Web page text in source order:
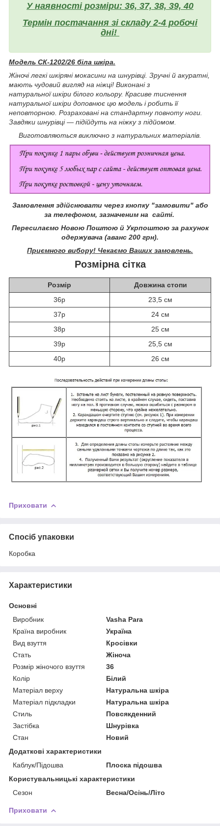
У наявності розміри: 36, 37, 38, 39, 40
Термін постачання зі складу 2-4 робочі
дні!
Модель СК-1202/26 біла шкіра.
Жіночі легкі шкіряні мокасини на шнурівці. Зручні й акуратні,
мають чудовий вигляд на ніжці! Виконані з
натуральної шкіри білого кольору. Красиве тиснення
натуральної шкіри доповнює цю модель і робить її
неповторною. Розраховані на стандартну повноту ноги.
Завдяки шнурівці — підійдуть на ніжку з підйомом.
Виготовляються виключно з натуральних матеріалів.
Замовлення здійснювати через кнопку "замовити" або
за телефоном, зазначеним на сайті.
Пересилаємо Новою Поштою й Укрпоштою за рахунок
одержувача (аванс 200 грн).
Приємного вибору! Чекаємо Ваших замовлень.
Розмірна сітка
Розмір
Довжина стопи
36р
23,5 см
37р
24 см
38р
25 см
39р
25,5 см
40р
26 см
Приховати
Спосіб упаковки
Коробка
Характеристики
Основні
Виробник
Vasha Para
Країна виробник
Україна
Вид взуття
Кросівки
Стать
Жіноча
Розмір жіночого взуття
36
Колір
Білий
Матеріал верху
Натуральна шкіра
Матеріал підкладки
Натуральна шкіра
Стиль
Повсякденний
Застібка
Шнурівка
Стан
Новий
Додаткові характеристики
Каблук/Підошва
Плоска підошва
Користувальницькі характеристики
Сезон
Весна/Осінь/Літо
Приховати